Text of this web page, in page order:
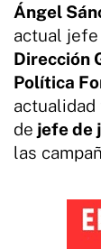
Ángel
actual
Dirección
Política
actualidad
de jefe de
las